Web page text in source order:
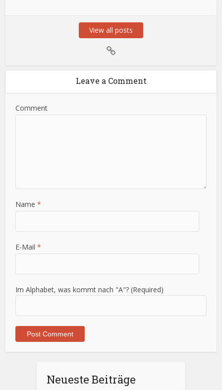
View all posts
Leave a Comment
Comment
Name*
E-Mail*
Im Alphabet, was kommt nach "A"? (Required)
Neueste Beiträge